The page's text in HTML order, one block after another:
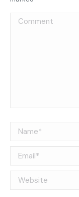
Comment
Name *
Email *
Website